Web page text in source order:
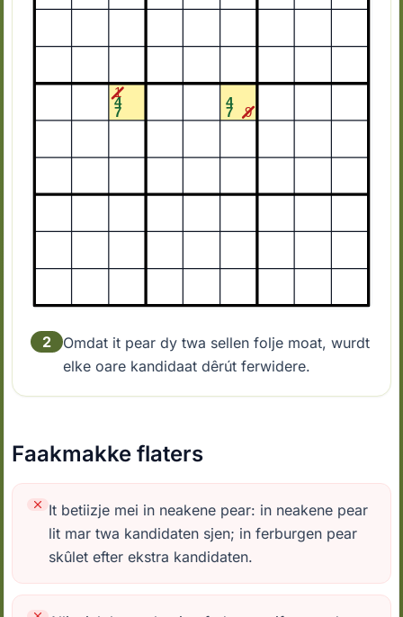
2
Omdat it pear dy twa sellen folje moat, wurdt
elke oare kandidaat dêrút ferwidere.
Faakmakke flaters
It betiizje mei in neakene pear: in neakene pear
lit mar twa kandidaten sjen; in ferburgen pear
skûlet efter ekstra kandidaten.